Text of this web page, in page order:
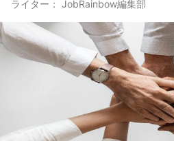
ライター： JobRainbow編集部